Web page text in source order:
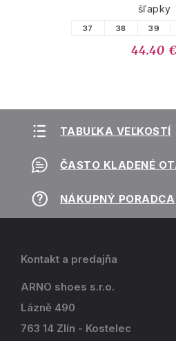
šľapky
37 38 39
44.40 €
TABUĽKA VEĽKOSTÍ
ČASTO KLADENÉ
NÁKUPNÝ PORADCA
Kontakt a predajňa
ARNO shoes s.r.o.
Lázně 490
763 14 Zlín - Kostelec